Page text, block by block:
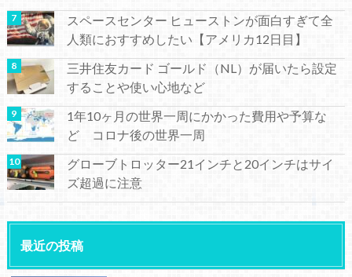
スペースセンター ヒューストンが面白すぎて全
人類におすすめしたい【アメリカ12日目】
三井住友カード ゴールド（NL）が届いたら設定
することや使い心地など
1年10ヶ月の世界一周にかかった費用や予算な
ど コロナ後の世界一周
グローブトロッター21インチと20インチはサイ
ズ超過に注意
最近の投稿